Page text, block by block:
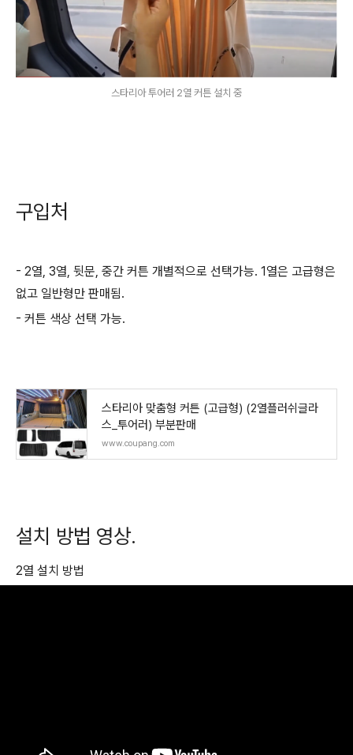
스타리아 투어러 2열 커튼 설치 중
구입처
- 2열, 3열, 뒷문, 중간 커튼 개별적으로 선택가능. 1열은 고급형은
없고 일반형만 판매됨.
- 커튼 색상 선택 가능.
스타리아 맞춤형 커튼 (고급형) (2열플러쉬글라
스_투어러) 부분판매
www.coupang.com
설치 방법 영상.
2열 설치 방법